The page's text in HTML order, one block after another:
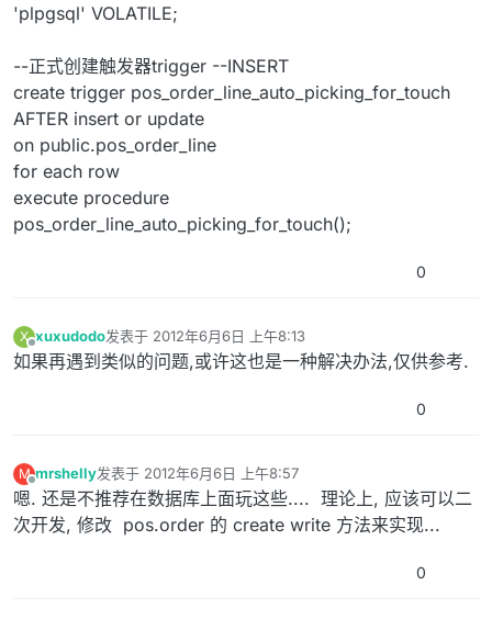
'plpgsql' VOLATILE;
--正式创建触发器trigger --INSERT
create trigger pos_order_line_auto_picking_for_touch
AFTER insert or update
on public.pos_order_line
for each row
execute procedure
pos_order_line_auto_picking_for_touch();
0
X
离线
xuxudodo发表于 2012年6月6日 上午8:13
最后由 编辑
如果再遇到类似的问题,或许这也是一种解决办法,仅供参考.
0
M
离线
mrshelly发表于 2012年6月6日 上午8:57
最后由 编辑
嗯. 还是不推荐在数据库上面玩这些.... 理论上, 应该可以二
次开发, 修改 pos.order 的 create write 方法来实现...
0